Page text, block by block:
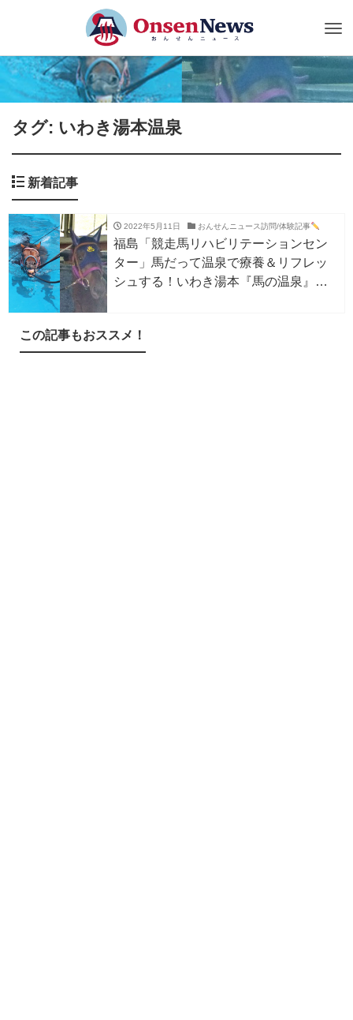
タグ: いわき湯本温泉
新着記事
2022年5月11日 おんせんニュース訪問/体験記事
福島「競走馬リハビリテーションセン
ター」馬だって温泉で療養＆リフレッ
シュする！いわき湯本『馬の温泉』
この記事もおススメ！